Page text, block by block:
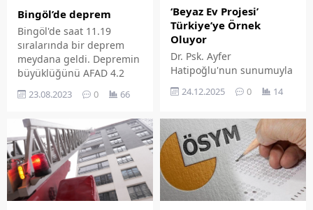
Bingöl’de deprem
Bingöl'de saat 11.19
sıralarında bir deprem
meydana geldi. Depremin
büyüklüğünü AFAD 4.2
olarak açıkladı.
23.08.2023 0 66
‘Beyaz Ev Projesi’
Türkiye’ye Örnek
Oluyor
Dr. Psk. Ayfer
Hatipoğlu'nun sunumuyla
gerçekleştirilen
değerlendirmede,
sürecindeki bireylerin
sosyal uyumu ve aile
birliğinin
güçlendirilmesine yönelik
hazırlanan yol haritası
paylaşıldı.
24.12.2025 0 14